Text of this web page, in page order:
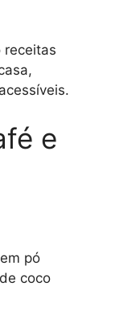
receitas
e
pó
coco